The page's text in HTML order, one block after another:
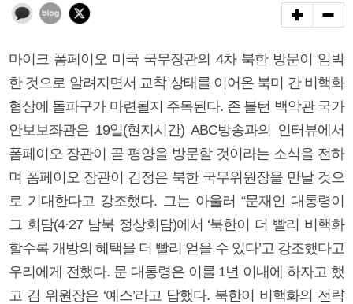
마이크 폼페이오 미국 국무장관의 4차 북한 방문이 임박
한 것으로 알려지면서 교착 상태를 이어온 북미 간 비핵화
협상에 돌파구가 마련될지 주목된다. 존 볼턴 백악관 국가
안보보좌관은 19일(현지시간) ABC방송과의 인터뷰에서
폼페이오 장관이 곧 평양을 방문할 것이라는 소식을 전하
며 폼페이오 장관이 김정은 북한 국무위원장을 만날 것으
로 기대한다고 강조했다. 그는 아울러 “문재인 대통령이
그 회담(4·27 남북 정상회담)에서 ‘북한이 더 빨리 비핵화
할수록 개방의 혜택을 더 빨리 얻을 수 있다’고 강조했다고
우리에게 전했다. 문 대통령은 이를 1년 이내에 하자고 했
고 김 위원장은 ‘예스’라고 답했다. 북한이 비핵화의 전략